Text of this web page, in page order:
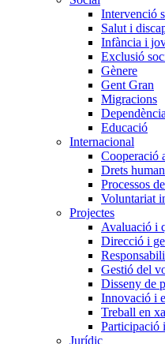
Intervenció
Salut i
Infància i
Exclusió
Gènere
Gent Gran
Migracions
Dependència
Educació
Internacional
Cooperació
Drets
Processos
Voluntariat
Projectes
Avaluació i
Direcció i
Gestió del
Disseny de
Innovació i
Treball en
Participació
Jurídic